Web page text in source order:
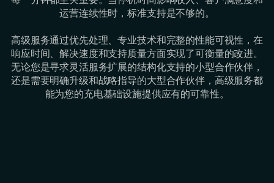
运营连续性时，标准支持是不够的。
高级服务通过优先处理、专业技术和完整的性能可视性，在
响应时间、解决速度和支持质量方面实现了可衡量的改进。
无论您是寻求灵活服务扩展的结构化支持的小型合作伙伴，
还是需要明确升级和战略指导的大型合作伙伴，高级服务都
能为您的充电基础设施提供应有的可靠性。